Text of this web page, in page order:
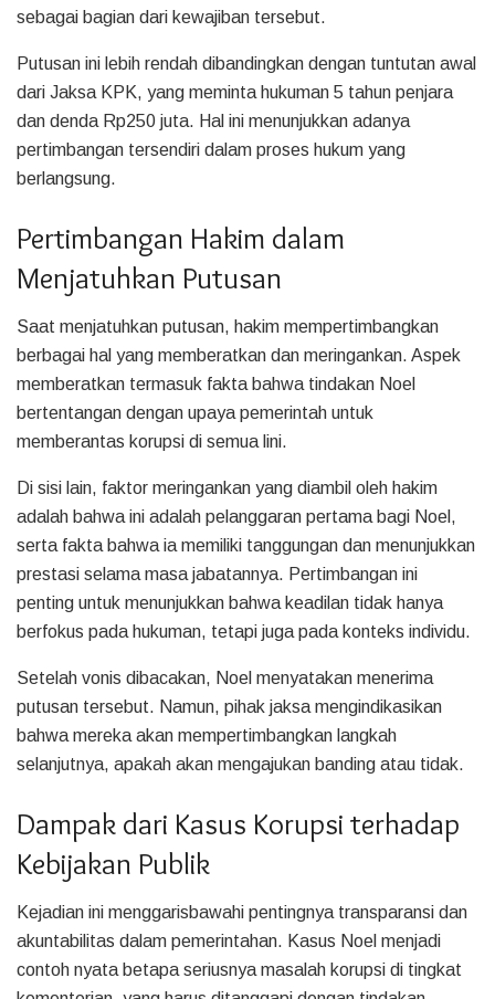
sebagai bagian dari kewajiban tersebut.
Putusan ini lebih rendah dibandingkan dengan tuntutan awal
dari Jaksa KPK, yang meminta hukuman 5 tahun penjara
dan denda Rp250 juta. Hal ini menunjukkan adanya
pertimbangan tersendiri dalam proses hukum yang
berlangsung.
Pertimbangan Hakim dalam
Menjatuhkan Putusan
Saat menjatuhkan putusan, hakim mempertimbangkan
berbagai hal yang memberatkan dan meringankan. Aspek
memberatkan termasuk fakta bahwa tindakan Noel
bertentangan dengan upaya pemerintah untuk
memberantas korupsi di semua lini.
Di sisi lain, faktor meringankan yang diambil oleh hakim
adalah bahwa ini adalah pelanggaran pertama bagi Noel,
serta fakta bahwa ia memiliki tanggungan dan menunjukkan
prestasi selama masa jabatannya. Pertimbangan ini
penting untuk menunjukkan bahwa keadilan tidak hanya
berfokus pada hukuman, tetapi juga pada konteks individu.
Setelah vonis dibacakan, Noel menyatakan menerima
putusan tersebut. Namun, pihak jaksa mengindikasikan
bahwa mereka akan mempertimbangkan langkah
selanjutnya, apakah akan mengajukan banding atau tidak.
Dampak dari Kasus Korupsi terhadap
Kebijakan Publik
Kejadian ini menggarisbawahi pentingnya transparansi dan
akuntabilitas dalam pemerintahan. Kasus Noel menjadi
contoh nyata betapa seriusnya masalah korupsi di tingkat